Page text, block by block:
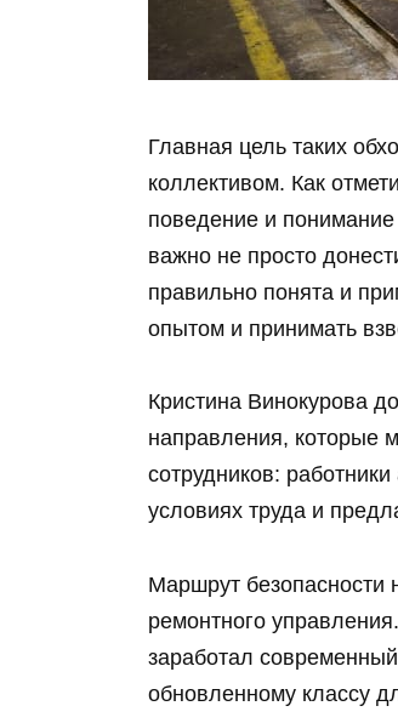
Главная цель таких
коллективом. Как
поведение и
важно не просто
правильно понята и
опытом и принимать
Кристина Винокурова
направления, которые
сотрудников:
условиях труда и
Маршрут безопасности
ремонтного
заработал
обновленному классу